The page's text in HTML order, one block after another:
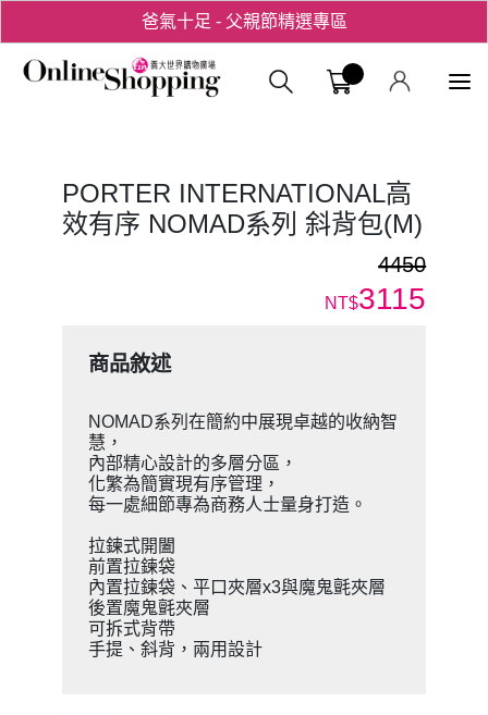
爸氣十足 - 父親節精選專區
用心愛你！七夕星選禮遇！義大購物
PORTER INTERNATIONAL高
效有序 NOMAD系列 斜背包(M)
4450
NT$3115
商品敘述
NOMAD系列在簡約中展現卓越的收納智
慧，
內部精心設計的多層分區，
化繁為簡實現有序管理，
每一處細節專為商務人士量身打造。
拉鍊式開闔
前置拉鍊袋
內置拉鍊袋、平口夾層x3與魔鬼氈夾層
後置魔鬼氈夾層
可拆式背帶
手提、斜背，兩用設計